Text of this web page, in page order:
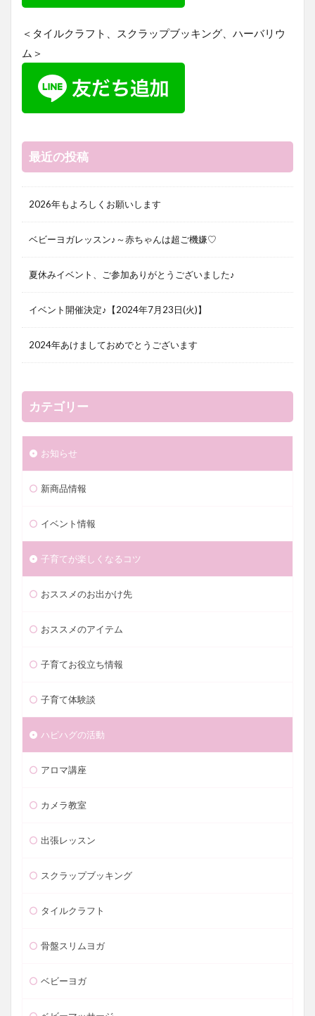
＜タイルクラフト、スクラップブッキング、ハーバリウ
ム＞
最近の投稿
2026年もよろしくお願いします
ベビーヨガレッスン♪～赤ちゃんは超ご機嫌♡
夏休みイベント、ご参加ありがとうございました♪
イベント開催決定♪【2024年7月23日(火)】
2024年あけましておめでとうございます
カテゴリー
お知らせ
新商品情報
イベント情報
子育てが楽しくなるコツ
おススメのお出かけ先
おススメのアイテム
子育てお役立ち情報
子育て体験談
ハピハグの活動
アロマ講座
カメラ教室
出張レッスン
スクラップブッキング
タイルクラフト
骨盤スリムヨガ
ベビーヨガ